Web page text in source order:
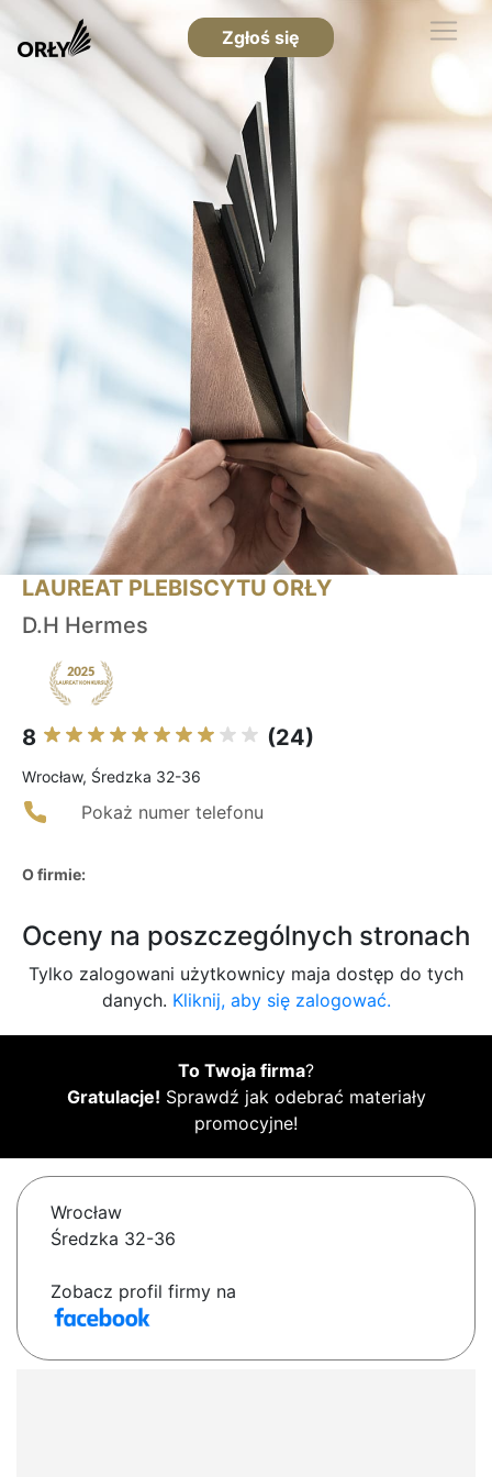
Zgłoś się
LAUREAT PLEBISCYTU ORŁY
D.H Hermes
8 (24)
Wrocław, Średzka 32-36
Pokaż numer telefonu
O firmie:
Oceny na poszczególnych stronach
Tylko zalogowani użytkownicy maja dostęp do tych
danych. Kliknij, aby się zalogować.
To Twoja firma?
Gratulacje! Sprawdź jak odebrać materiały
promocyjne!
Wrocław
Średzka 32-36
Zobacz profil firmy na